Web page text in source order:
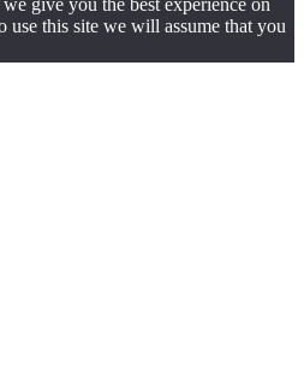
give you the best experience on
this site we will assume that you